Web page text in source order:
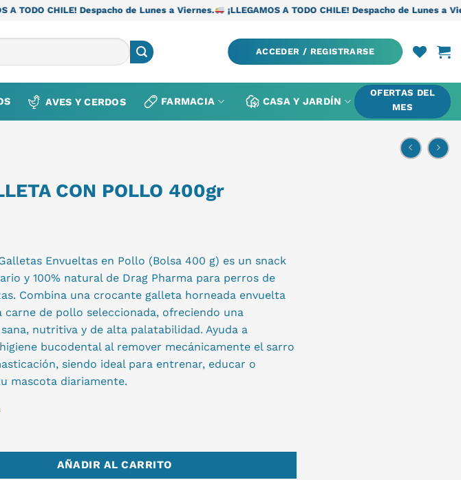
Despacho de Lunes a Viernes. ¡LLEGAMOS A TODO CHILE! Despacho de Lunes a Viernes.
ACCEDER / REGISTRARSE
AVES Y CERDOS FARMACIA CASA Y JARDÍN
OFERTAS DEL
MES
CON POLLO 400gr
Envueltas en Pollo (Bolsa 400 g) es un snack
y 100% natural de Drag Pharma para perros de
Combina una crocante galleta horneada envuelta
carne de pollo seleccionada, ofreciendo una
nutritiva y de alta palatabilidad. Ayuda a
bucodental al remover mecánicamente el sarro
siendo ideal para entrenar, educar o
mascota diariamente.
AÑADIR AL CARRITO